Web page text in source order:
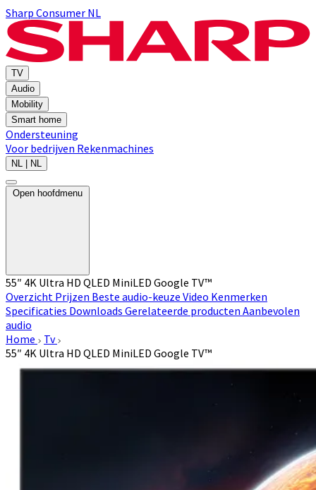
Sharp Consumer NL
TV
Audio
Mobility
Smart home
Ondersteuning
Voor bedrijven Rekenmachines
NL | NL
Open hoofdmenu
55″ 4K Ultra HD QLED MiniLED Google TV™
Overzicht Prijzen Beste audio-keuze Video Kenmerken
Specificaties Downloads Gerelateerde producten Aanbevolen
audio
Home
Tv
55″ 4K Ultra HD QLED MiniLED Google TV™